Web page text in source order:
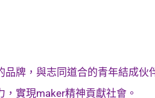
品牌，與志同道合的青年結成
實現maker精神貢獻社會。